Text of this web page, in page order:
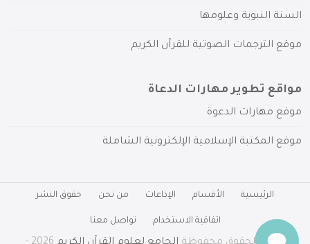
السنة النبوية وعلومها
موقع الترجمات الصوتية للقرآن الكريم
مواقع تطوير مهارات الدعاة
موقع مهارات الدعوة
موقع المكتبة الإسلامية الإلكترونية الشاملة
الرئيسية الأقسام الإذاعات من نحن حقوق النشر
اتفاقية الاستخدام تواصل معنا